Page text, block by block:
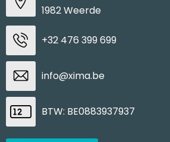
1982 Weerde
+32 476 399 699
info@xima.be
BTW: BE0883937937